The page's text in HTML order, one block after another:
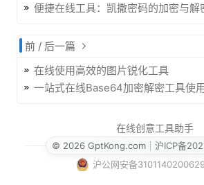
便捷在线工具：凯撒密码的加密与解
前 / 后一篇
在线使用高效的图片锐化工具
一站式在线Base64加密解密工具使
在线创意工具助手
© 2026 GptKong.com ┊ 沪ICP备
沪公网安备